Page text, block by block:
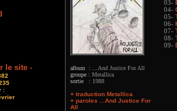
le site -
:
album :
...And Justice For All
groupe : Metallica
sortie : 1988
+ traduction Metallica
+ paroles ...And Justice For
All
03-
04-
05-
06-
07-
08-
09-